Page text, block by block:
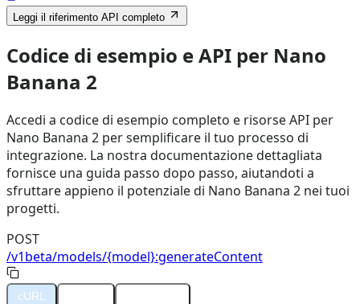
Leggi il riferimento API completo
Codice di esempio e API per Nano
Banana 2
Accedi a codice di esempio completo e risorse API per
Nano Banana 2 per semplificare il tuo processo di
integrazione. La nostra documentazione dettagliata
fornisce una guida passo dopo passo, aiutandoti a
sfruttare appieno il potenziale di Nano Banana 2 nei tuoi
progetti.
POST
/v1beta/models/{model}:generateContent
cURL